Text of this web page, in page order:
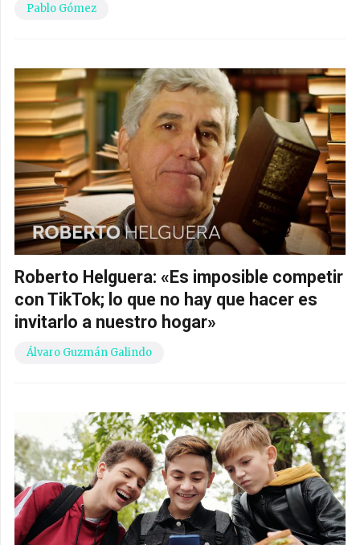
Pablo Gómez
Roberto Helguera: «Es imposible competir
con TikTok; lo que no hay que hacer es
invitarlo a nuestro hogar»
Álvaro Guzmán Galindo